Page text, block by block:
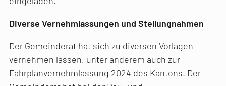
Diverse Vernehmlassungen und Stellungnahmen
Der Gemeinderat hat sich zu diversen Vorlagen
vernehmen lassen, unter anderem auch zur
Fahrplanvernehmlassung 2024 des Kantons. Der